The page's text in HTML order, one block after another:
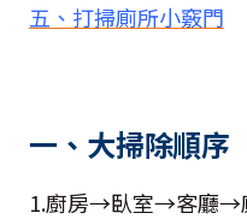
五、打掃廁所小竅門
一、大掃除順序
1.廚房→臥室→客廳→